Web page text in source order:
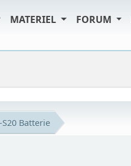
MATERIEL FORUM
S20 Batterie